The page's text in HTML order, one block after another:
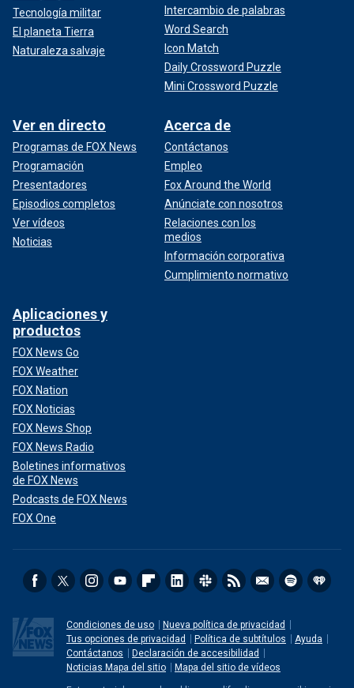
Tecnología militar
El planeta Tierra
Naturaleza salvaje
Intercambio de palabras
Word Search
Icon Match
Daily Crossword Puzzle
Mini Crossword Puzzle
Ver en directo
Programas de FOX News
Programación
Presentadores
Episodios completos
Ver vídeos
Noticias
Acerca de
Contáctanos
Empleo
Fox Around the World
Anúnciate con nosotros
Relaciones con los
medios
Información corporativa
Cumplimiento normativo
Aplicaciones y
productos
FOX News Go
FOX Weather
FOX Nation
FOX Noticias
FOX News Shop
FOX News Radio
Boletines informativos
de FOX News
Podcasts de FOX News
FOX One
Condiciones de uso
Nueva política de privacidad
Tus opciones de privacidad
Política de subtítulos
Ayuda
Contáctanos
Declaración de accesibilidad
Noticias Mapa del sitio
Mapa del sitio de vídeos